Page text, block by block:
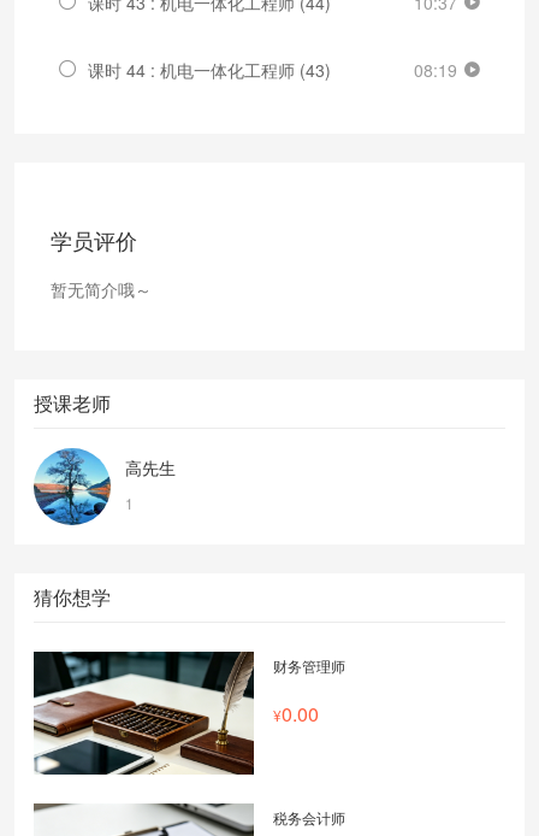
课时 44 : 机电一体化工程师 (43) 08:19
学员评价
暂无简介哦～
授课老师
高先生
1
猜你想学
财务管理师
0.00
税务会计师